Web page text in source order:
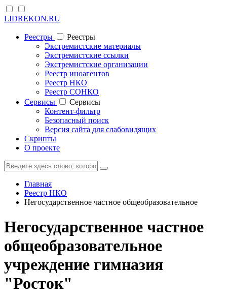
LIDREKON.RU
Реестры
Реестры
Экстремистские материалы
Экстремистские ссылки
Экстремистские организации
Реестр иноагентов
Реестр НКО
Реестр СОНКО
Cервисы
Cервисы
Контент-фильтр
Безопасный поиск
Версия сайта для слабовидящих
Скрипты
О проекте
Главная
Реестр НКО
Негосударственное частное общеобразовательное
Негосударственное частное
общеобразовательное
учреждение гимназия
"Росток"